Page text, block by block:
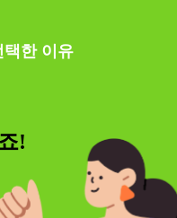
택한 이유
!